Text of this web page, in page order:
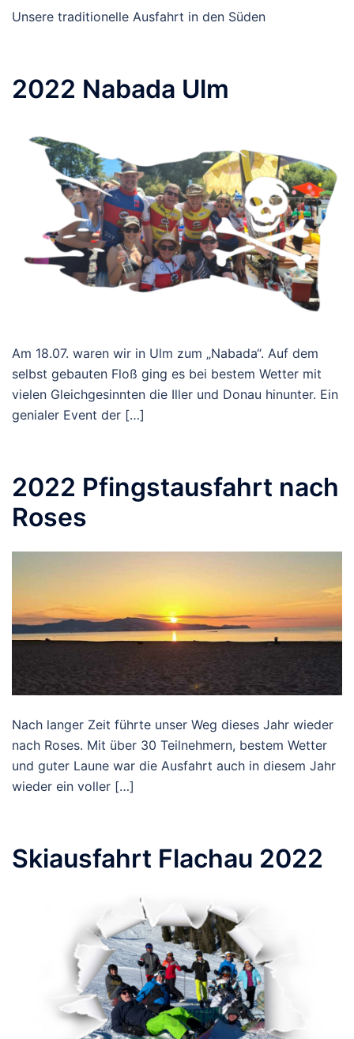
Unsere traditionelle Ausfahrt in den Süden
2022 Nabada Ulm
Am 18.07. waren wir in Ulm zum „Nabada“. Auf dem
selbst gebauten Floß ging es bei bestem Wetter mit
vielen Gleichgesinnten die Iller und Donau hinunter. Ein
genialer Event der […]
2022 Pfingstausfahrt nach
Roses
Nach langer Zeit führte unser Weg dieses Jahr wieder
nach Roses. Mit über 30 Teilnehmern, bestem Wetter
und guter Laune war die Ausfahrt auch in diesem Jahr
wieder ein voller […]
Skiausfahrt Flachau 2022